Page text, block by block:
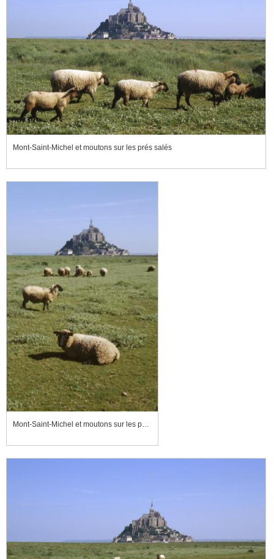
Mont-Saint-Michel et moutons sur les prés salés
Mont-Saint-Michel et moutons sur les prés salés